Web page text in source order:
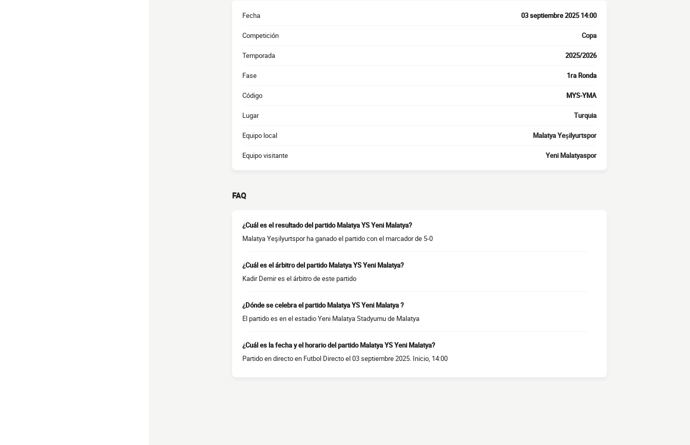
Fecha 03 septiembre 2025 14:00
Competición Copa
Temporada 2025/2026
Fase 1ra Ronda
Código MYS-YMA
Lugar Turquia
Equipo local Malatya Yeşilyurtspor
Equipo visitante Yeni Malatyaspor
FAQ
¿Cuál es el resultado del partido Malatya YS Yeni Malatya?
Malatya Yeşilyurtspor ha ganado el partido con el marcador de 5-0
¿Cuál es el árbitro del partido Malatya YS Yeni Malatya?
Kadir Demir es el árbitro de este partido
¿Dónde se celebra el partido Malatya YS Yeni Malatya ?
El partido es en el estadio Yeni Malatya Stadyumu de Malatya
¿Cuál es la fecha y el horario del partido Malatya YS Yeni Malatya?
Partido en directo en Futbol Directo el 03 septiembre 2025. Inicio, 14:00